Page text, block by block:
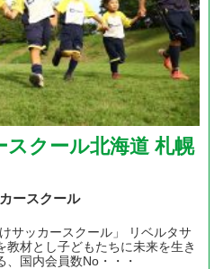
スクール北海道 札幌
ースクール
サッカースクール」 リベルタサ
教材とし子どもたちに未来を生き
国内会員数No・・・